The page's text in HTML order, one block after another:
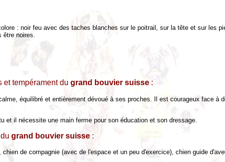
: noir feu avec des taches blanches sur le poitrail, sur la tête et sur les
être noires.
et tempérament du grand bouvier suisse :
équilibré et entièrement dévoué à ses proches. Il est courageux face à
et il nécessite une main ferme pour son éducation et son dressage.
grand bouvier suisse :
chien de compagnie (avec de l'espace et un peu d'exercice), chien guide